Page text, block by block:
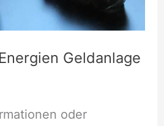
Geldanlage
oder